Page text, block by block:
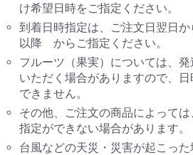
け希望日時をご指定ください。
到着日時指定は、ご注文日翌日
以降 からご指定ください。
フルーツ（果実）については、
いただく場合がありますので、
できません。
その他、ご注文の商品によって
指定ができない場合があります。
台風などの天災・災害が起こっ